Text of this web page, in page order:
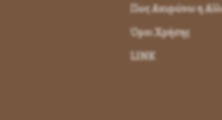
Πως Ακυρώνω η
Όροι Χρήσης
LINK